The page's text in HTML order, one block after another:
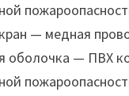
— медная
оболочка — ПВХ